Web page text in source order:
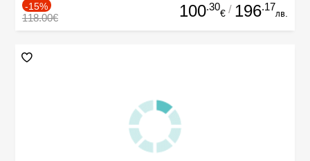
-15%
118.00€ 100.30
€ / 196.17
лв.